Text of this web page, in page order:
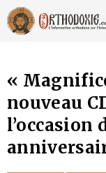
Aller
au
contenu
«
nouveau
l’occasion